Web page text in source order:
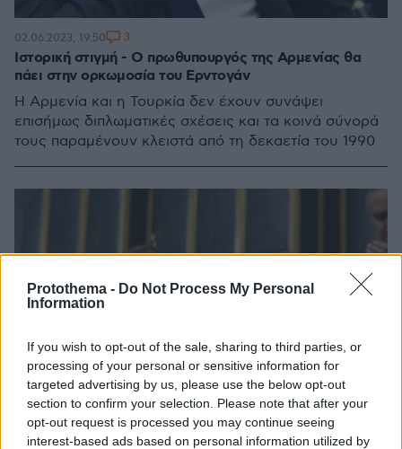
Protothema - Do Not Process My Personal
Information
If you wish to opt-out of the sale, sharing to third parties, or
processing of your personal or sensitive information for
targeted advertising by us, please use the below opt-out
section to confirm your selection. Please note that after your
opt-out request is processed you may continue seeing
interest-based ads based on personal information utilized by
Ιστορική στιγμή - Ο πρωθυπουργός της Αρμενίας θα
πάει στην ορκωμοσία του Ερντογάν
Η Αρμενία και η Τουρκία δεν έχουν συνάψει
επισήμως διπλωματικές σχέσεις και τα κοινά σύνορά
τους παραμένουν κλειστά από τη δεκαετία του 1990
02.06.2023, 19:50 3